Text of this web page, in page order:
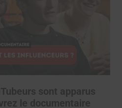
sont apparus
le documentaire